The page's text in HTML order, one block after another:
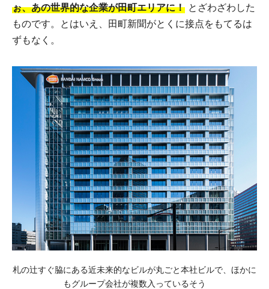
ぉ、あの世界的な企業が田町エリアに！ とざわざわした
ものです。とはいえ、田町新聞がとくに接点をもてるは
ずもなく。
札の辻すぐ脇にある近未来的なビルが丸ごと本社ビルで、ほかに
もグループ会社が複数入っているそう